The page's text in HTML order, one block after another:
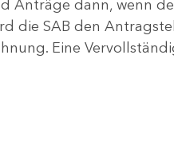
Anträge dann, wenn
die SAB den
Eine